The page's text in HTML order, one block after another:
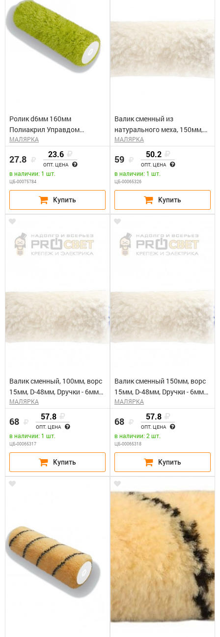
Ролик d6мм 160мм
Полиакрил Управдом
0233780-16
МАЛЯРКА
27.8 23.6
ОПТ. ЦЕНА
в наличии: 1 шт.
ЦБ-00075784
Валик сменный из
натурального меха, 150мм,
ворс 12мм, D-48мм D ручки-
6мм россия// Сибртех
МАЛЯРКА
59 50.2
ОПТ. ЦЕНА
в наличии: 1 шт.
ЦБ-00065326
Валик сменный, 100мм, ворс
15мм, D-48мм, Dручки - 6мм
полиэстер "ИСКУСТВЕННЫЙ
МАЛЯРКА
68 57.8
ОПТ. ЦЕНА
в наличии: 1 шт.
ЦБ-00065317
Валик сменный 150мм, ворс
15мм, D-48мм, Dручки - 6мм
полиэстер "ИСКУСТВЕННЫЙ
МАЛЯРКА
68 57.8
ОПТ. ЦЕНА
в наличии: 2 шт.
ЦБ-00065318